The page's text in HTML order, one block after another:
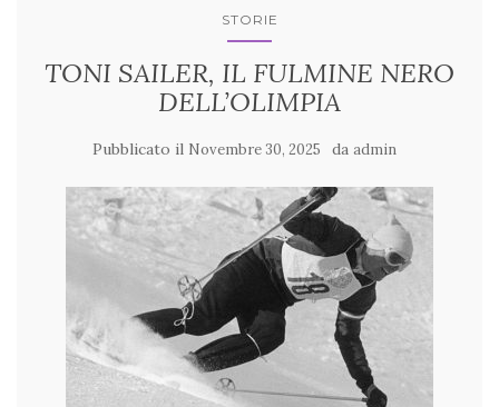
STORIE
TONI SAILER, IL FULMINE NERO
DELL’OLIMPIA
Pubblicato il Novembre 30, 2025 da admin